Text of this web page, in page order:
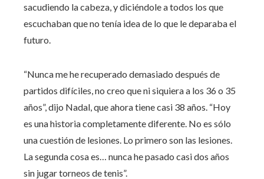
sacudiendo la cabeza, y diciéndole a todos los que
escuchaban que no tenía idea de lo que le deparaba el
futuro.
“Nunca me he recuperado demasiado después de
partidos difíciles, no creo que ni siquiera a los 36 o 35
años”, dijo Nadal, que ahora tiene casi 38 años. “Hoy
es una historia completamente diferente. No es sólo
una cuestión de lesiones. Lo primero son las lesiones.
La segunda cosa es… nunca he pasado casi dos años
sin jugar torneos de tenis”.